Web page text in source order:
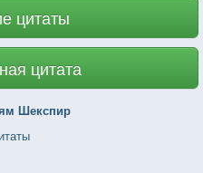
цитаты
цитата
Шекспир